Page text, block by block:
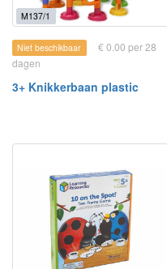
M137/1
Niet beschikbaar
€ 0.00 per 28
dagen
3+ Knikkerbaan plastic